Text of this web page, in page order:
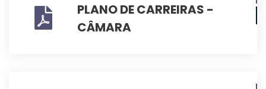
PLANO DE CARREIRAS -
CÂMARA